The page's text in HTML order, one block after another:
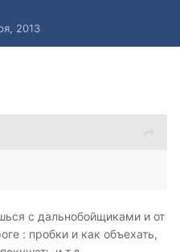
2013
с дальнобойщиками и от
: пробки и как объехать,